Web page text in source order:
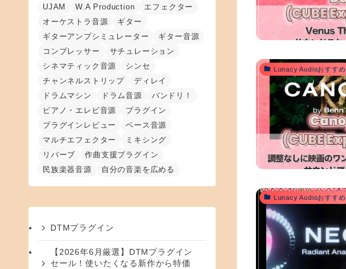
Lunacy Audioおすすめ
Lunacy Audioおすすめ
UJAM
W.A Production
エフェクター
オーケストラ音源
ギター
ギターアンプシミュレーター
ギター音源
コンプレッサー
サチュレーション
シネマティック音源
シンセ
チャンネルストリップ
ディレイ
ドラムマシン
ドラム音源
バンドリ！
ピアノ・エレピ音源
プラグイン
プラグインレビュー
ベース音源
マルチエフェクター
ミキシング
リバーブ
作曲支援プラグイン
民族楽器音源
自分の音楽を広める
DTMプラグイン
【2026年6月厳選】DTMプラグイン
セール！使いたくなる新作から特価